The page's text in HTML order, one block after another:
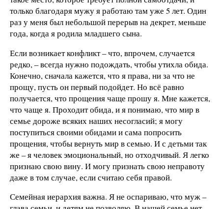
только благодаря мужу я работаю там уже 5 лет. Один
раз у меня был небольшой перерыв на декрет, меньше
года, когда я родила младшего сына.
Если возникает конфликт – что, впрочем, случается
редко, – всегда нужно подождать, чтобы утихла обида.
Конечно, сначала кажется, что я права, ни за что не
прощу, пусть он первый подойдет. Но всё равно
получается, что прощения чаще прошу я. Мне кажется,
что чаще я. Проходит обида, и я понимаю, что мир в
семье дороже всяких наших несогласий; я могу
поступиться своими обидами и сама попросить
прощения, чтобы вернуть мир в семью. И с детьми так
же – я человек эмоциональный, но отходчивый. Я легко
признаю свою вину. И могу признать свою неправоту
даже в том случае, если считаю себя правой.
Семейная иерархия важна. Я не оспариваю, что муж –